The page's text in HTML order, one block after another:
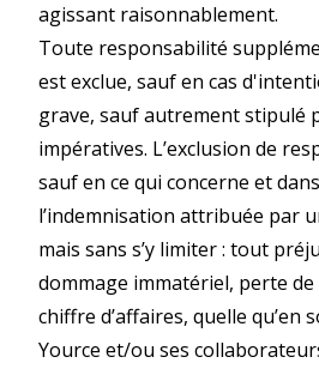
agissant raisonnablement.
Toute responsabilité
est exclue, sauf en cas
grave, sauf autrement stipulé
impératives. L’exclusion de
sauf en ce qui concerne et
l’indemnisation attribuée par
mais sans s’y limiter : tout
dommage immatériel, perte
chiffre d’affaires, quelle qu’en
Yource et/ou ses